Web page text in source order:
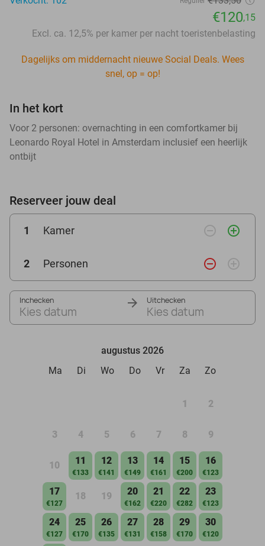
€120,15
Excl. ca. 12,5% per kamer per nacht toeristenbelasting
Dagelijks om middernacht nieuwe Social Deals. Wees
snel, op = op!
In het kort
Voor 2 personen: overnachting in een comfortkamer bij
Leonardo Royal Hotel in Amsterdam inclusief een heerlijk
ontbijt
Reserveer jouw deal
1 Kamer remove_circle_outline add_circle_outline
2 Personen remove_circle_outline add_circle_outline
Inchecken
Kies datum
Uitchecken
Kies datum
augustus 2026
Ma
Di Wo Do Vr Za Zo
1 2
3 4 5 6 7 8 9
10 11
€133
12
€141
13
€149
14
€161
15
€200
16
€123
17
€127
18 19 20
€162
21
€220
22
€282
23
€123
24
€127
25
€170
26
€135
27
€131
28
€158
29
€170
30
€120